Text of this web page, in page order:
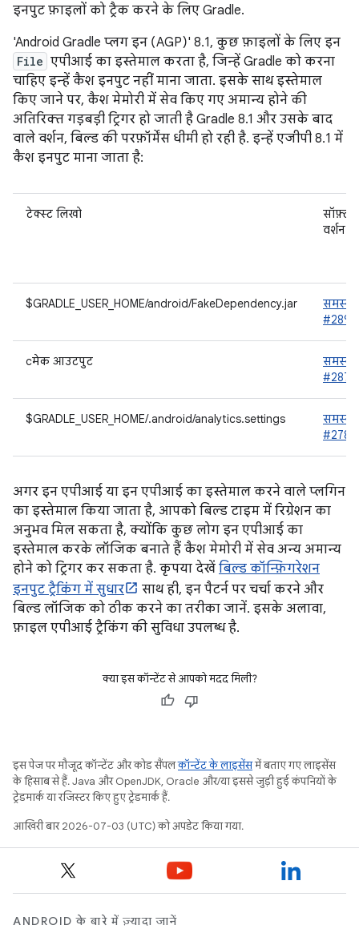
इनपुट फ़ाइलों को ट्रैक करने के लिए Gradle.
'Android Gradle प्लग इन (AGP)' 8.1, कुछ फ़ाइलों के लिए इन
File एपीआई का इस्तेमाल करता है, जिन्हें Gradle को करना
चाहिए इन्हें कैश इनपुट नहीं माना जाता. इसके साथ इस्तेमाल
किए जाने पर, कैश मेमोरी में सेव किए गए अमान्य होने की
अतिरिक्त गड़बड़ी ट्रिगर हो जाती है Gradle 8.1 और उसके बाद
वाले वर्शन, बिल्ड की परफ़ॉर्मेंस धीमी हो रही है. इन्हें एजीपी 8.1 में
कैश इनपुट माना जाता है:
टेक्स्ट लिखो
वर्शन
$GRADLE_USER_HOME/android/FakeDependency.jar
समस्या
cमेक आउटपुट
समस्या
$GRADLE_USER_HOME/.android/analytics.settings
समस्या
अगर इन एपीआई या इन एपीआई का इस्तेमाल करने वाले प्लगिन
का इस्तेमाल किया जाता है, आपको बिल्ड टाइम में रिग्रेशन का
अनुभव मिल सकता है, क्योंकि कुछ लोग इन एपीआई का
इस्तेमाल करके लॉजिक बनाते हैं कैश मेमोरी में सेव अन्य अमान्य
होने को ट्रिगर कर सकता है. कृपया देखें बिल्ड कॉन्फ़िगरेशन
इनपुट ट्रैकिंग में सुधार
साथ ही, इन पैटर्न पर चर्चा करने और
बिल्ड लॉजिक को ठीक करने का तरीका जानें. इसके अलावा,
फ़ाइल एपीआई ट्रैकिंग की सुविधा उपलब्ध है.
क्या इस कॉन्टेंट से आपको मदद मिली?
इस पेज पर मौजूद कॉन्टेंट और कोड सैंपलकॉन्टेंट के लाइसेंसमें बताए गए लाइसेंस
के हिसाब से हैं. Java और OpenJDK, Oracle और/या इससे जुड़ी हुई कंपनियों के
ट्रेडमार्क या रजिस्टर किए हुए ट्रेडमार्क हैं.
आखिरी बार 2026-07-03 (UTC) को अपडेट किया गया.
ANDROID के बारे में ज़्यादा जानें